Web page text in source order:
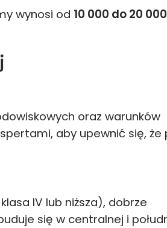
wynosi od 10 000 do 20
oraz warunków
aby upewnić się, że
IV lub niższa), dobrze
się w centralnej i